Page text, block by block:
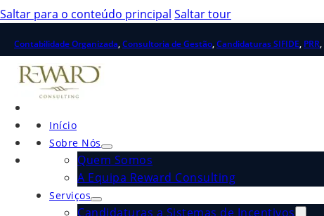
Saltar para o conteúdo principal Saltar tour
Contabilidade Organizada,Consultoria de Gestão,Candidaturas SIFIDE, PRR,
Início
Sobre Nós
Quem Somos
A Equipa Reward Consulting
Serviços
Candidaturas a Sistemas de Incentivos